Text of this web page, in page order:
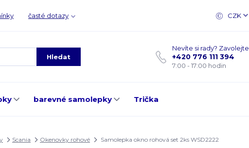
časté dotazy CZK
Hledat
Nevíte si rady? Zavolejte.
+420 776 111 394
7:00 - 17:00 hodin
barevné samolepky Trička
Scania Okenovky rohové Samolepka okno rohová set 2ks WSD2222